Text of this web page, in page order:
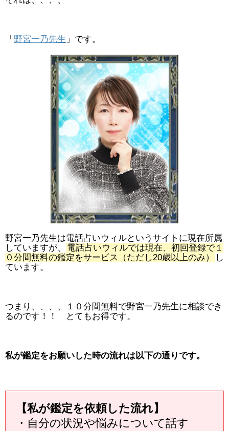
「 野宮一乃先生 」です。
野宮一乃先生は電話占いウィルというサイトに現在所属
していますが、
電話占いウィルでは現在、初回登録で１
０分間無料の鑑定をサービス（ただし20歳以上のみ）
し
ています。
つまり、、、、１０分間無料で野宮一乃先生に相談でき
るのです！！ とてもお得です。
私が鑑定をお願いした時の流れは以下の通りです。
【私が鑑定を依頼した流れ】
・自分の状況や悩みについて話す